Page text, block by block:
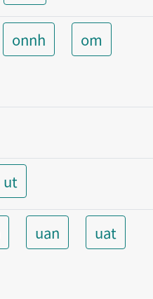
onnh
om
ut
uan
uat